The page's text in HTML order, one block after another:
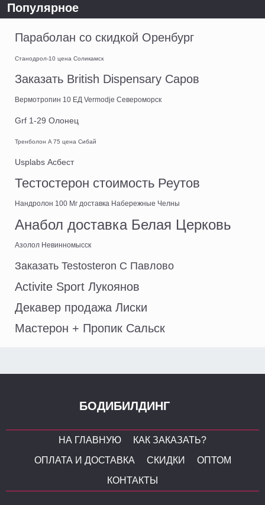
Популярное
Параболан со скидкой Оренбург
Станодрол-10 цена Соликамск
Заказать British Dispensary Саров
Вермотропин 10 ЕД Vermodje Североморск
Grf 1-29 Олонец
Тренболон A 75 цена Сибай
Usplabs Асбест
Тестостерон стоимость Реутов
Нандролон 100 Мг доставка Набережные Челны
Анабол доставка Белая Церковь
Азолол Невинномысск
Заказать Testosteron C Павлово
Activite Sport Лукоянов
Декавер продажа Лиски
Мастерон + Пропик Сальск
БОДИБИЛДИНГ
НА ГЛАВНУЮ
КАК ЗАКАЗАТЬ?
ОПЛАТА И ДОСТАВКА
СКИДКИ
ОПТОМ
КОНТАКТЫ